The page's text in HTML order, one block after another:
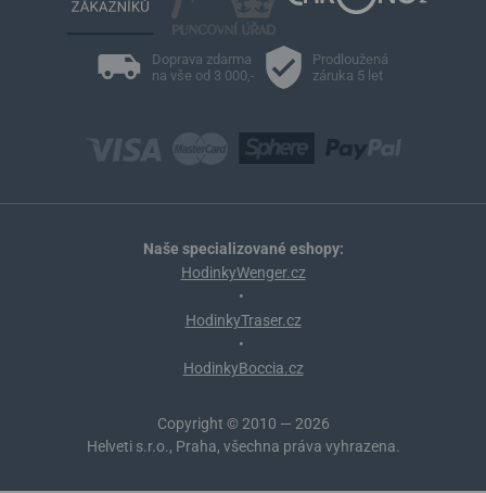
Doprava zdarma
na vše od 3 000,-
Prodloužená
záruka 5 let
Naše specializované eshopy:
HodinkyWenger.cz
•
HodinkyTraser.cz
•
HodinkyBoccia.cz
Copyright © 2010 — 2026
Helveti s.r.o., Praha, všechna práva vyhrazena.